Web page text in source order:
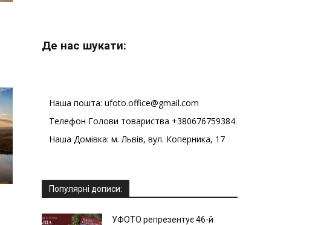
Де нас шукати:
Наша пошта: ufoto.office@gmail.com
Телефон Голови товариства +380676759384
Наша Домівка: м. Львів, вул. Коперника, 17
Популярні дописи:
УФОТО репрезентує 46-й